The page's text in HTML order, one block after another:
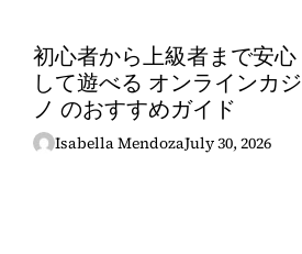
初心者から上級者まで安心
して遊べる オンラインカジ
ノ のおすすめガイド
Isabella MendozaJuly 30, 2026